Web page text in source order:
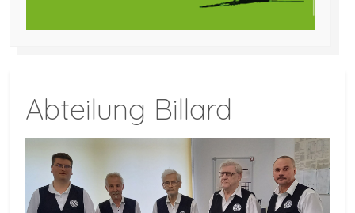
Abteilung Billard